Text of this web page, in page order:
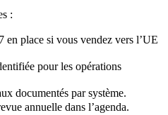
:
en place si vous vendez vers l’UE
pour les opérations
documentés par système.
annuelle dans l’agenda.